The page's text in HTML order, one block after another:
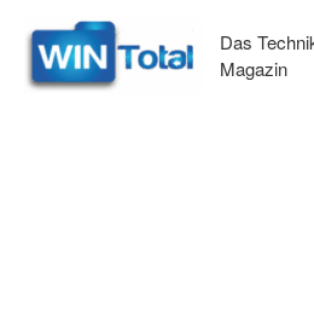
Inhalt
springen
Das
Magazin